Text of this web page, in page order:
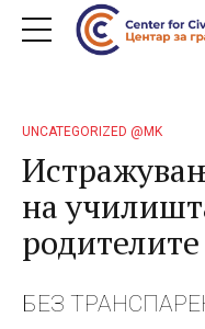
UNCATEGORIZED @MK
на
БЕЗ